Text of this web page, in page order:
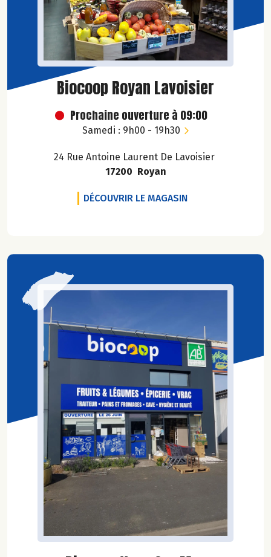
Biocoop Royan Lavoisier
Prochaine ouverture à 09:00
Samedi : 9h00 - 19h30
24 Rue Antoine Laurent De Lavoisier
17200 Royan
DÉCOUVRIR LE MAGASINBIOCOOP ROYAN